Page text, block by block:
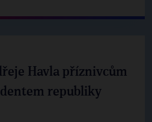
Havla příznivcům
republiky